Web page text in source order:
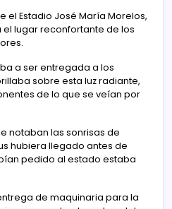
el Estadio José María Morelos,
lugar reconfortante de los
a ser entregada a los
sobre esta luz radiante,
de lo que se veían por
notaban las sonrisas de
hubiera llegado antes de
pedido al estado estaba
de maquinaria para la